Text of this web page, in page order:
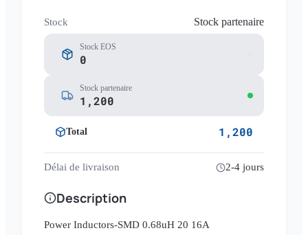
Stock Stock partenaire
Stock EOS
0
Stock partenaire
1,200
Total 1,200
Délai de livraison 2-4 jours
Description
Power Inductors-SMD 0.68uH 20 16A